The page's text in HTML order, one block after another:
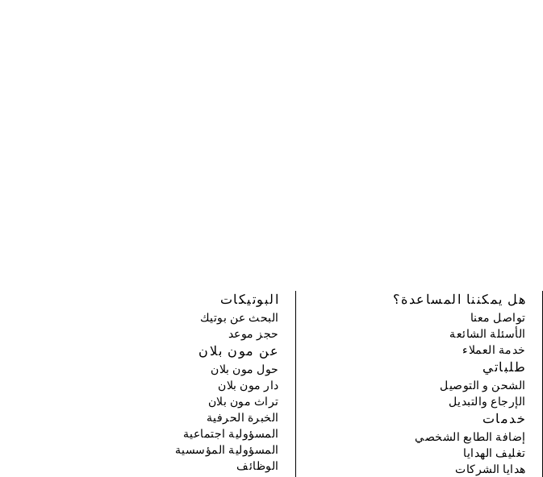
هل يمكننا المساعدة؟
تواصل معنا
الأسئلة الشائعة
خدمة العملاء
طلباتي
الشحن و التوصيل
الإرجاع والتبديل
خدمات
إضافة الطابع الشخصي
تغليف الهدايا
هدايا الشركات
البوتيكات
البحث عن بوتيك
حجز موعد
عن مون بلان
حول مون بلان
دار مون بلان
تراث مون بلان
الخبرة الحرفية
المسؤولية اجتماعية
المسؤولية المؤسسية
الوظائف